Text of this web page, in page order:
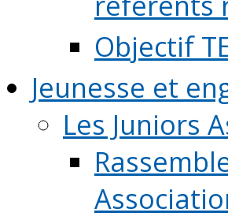
Objectif
Jeunesse et
Les Juniors